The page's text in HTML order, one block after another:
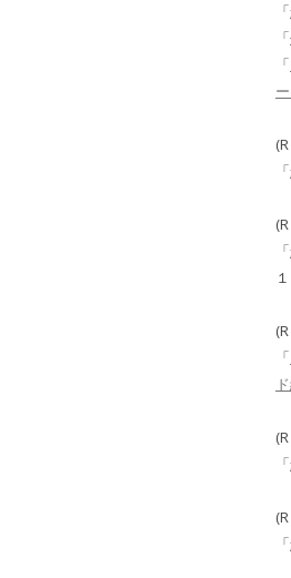
「
「
「
「
「
「
「
「